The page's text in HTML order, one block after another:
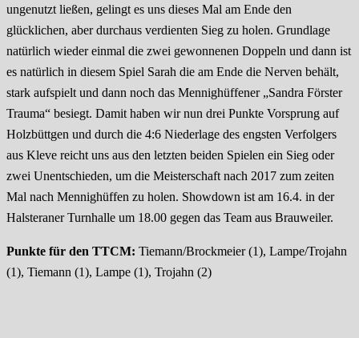
ungenutzt ließen, gelingt es uns dieses Mal am Ende den
glücklichen, aber durchaus verdienten Sieg zu holen. Grundlage
natürlich wieder einmal die zwei gewonnenen Doppeln und dann ist
es natürlich in diesem Spiel Sarah die am Ende die Nerven behält,
stark aufspielt und dann noch das Mennighüffener „Sandra Förster
Trauma“ besiegt. Damit haben wir nun drei Punkte Vorsprung auf
Holzbüttgen und durch die 4:6 Niederlage des engsten Verfolgers
aus Kleve reicht uns aus den letzten beiden Spielen ein Sieg oder
zwei Unentschieden, um die Meisterschaft nach 2017 zum zeiten
Mal nach Mennighüffen zu holen. Showdown ist am 16.4. in der
Halsteraner Turnhalle um 18.00 gegen das Team aus Brauweiler.
Punkte für den TTCM: Tiemann/Brockmeier (1), Lampe/Trojahn
(1), Tiemann (1), Lampe (1), Trojahn (2)